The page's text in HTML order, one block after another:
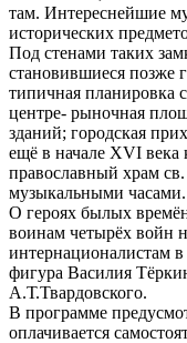
там. Интереснейшие
исторических
Под стенами таких
становившиеся позже
типичная планировка
центре- рыночная
зданий; городская
ещё в начале XVI века
православный храм
музыкальными часами.
О героях былых
воинам четырёх войн
интернационалистам в
фигура Василия
А.Т.Твардовского.
В программе
оплачивается